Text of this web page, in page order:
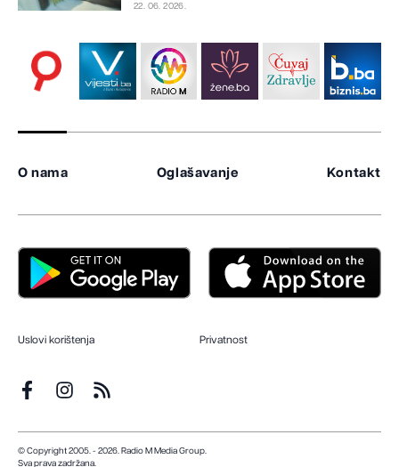
22. 06. 2026.
O nama Oglašavanje Kontakt
Uslovi korištenja Privatnost
© Copyright 2005. - 2026. Radio M Media Group.
Sva prava zadržana.